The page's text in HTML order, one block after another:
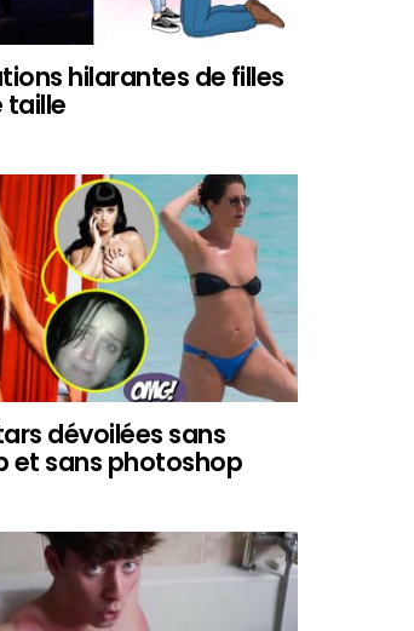
hilarantes de filles
taille
dévoilées sans
et sans photoshop